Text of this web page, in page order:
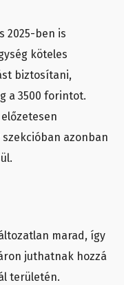
2025-ben is
köteles
biztosítani,
a 3500 forintot.
azonban
marad, így
juthatnak hozzá
területén.